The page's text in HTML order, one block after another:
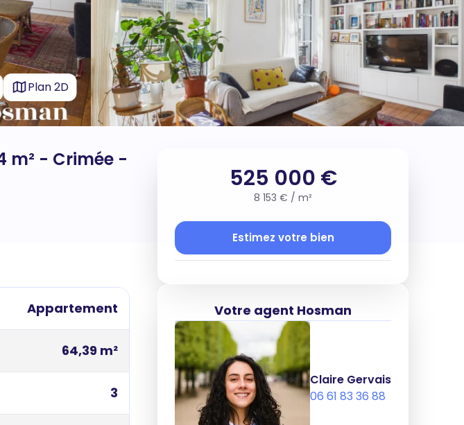
Plan 2D
525 000 €
8 153 € / m²
Estimez votre bien
Votre agent Hosman
Claire Gervais
06 61 83 36 88
m² - Crimée -
Appartement
64,39 m²
3